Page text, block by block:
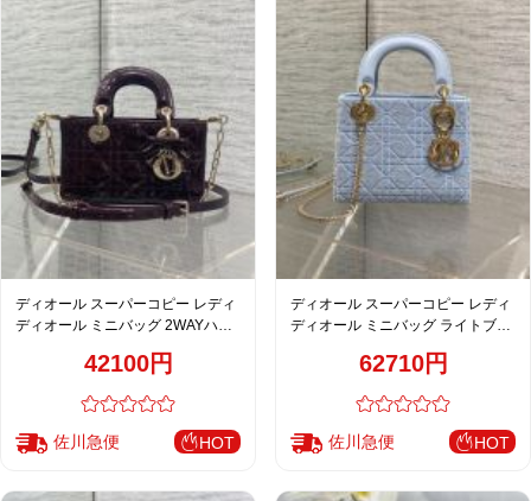
ディオール スーパーコピー レディ
ディオール ミニバッグ 2WAYハン
42100円
佐川急便 HOT
ディオール スーパーコピー レディ
ディオール ミニバッグ ライトブル
涼感デザイン62710円
佐川急便 HOT